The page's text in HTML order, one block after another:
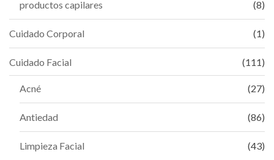
productos capilares (8)
Cuidado Corporal (1)
Cuidado Facial (111)
Acné (27)
Antiedad (86)
Limpieza Facial (43)